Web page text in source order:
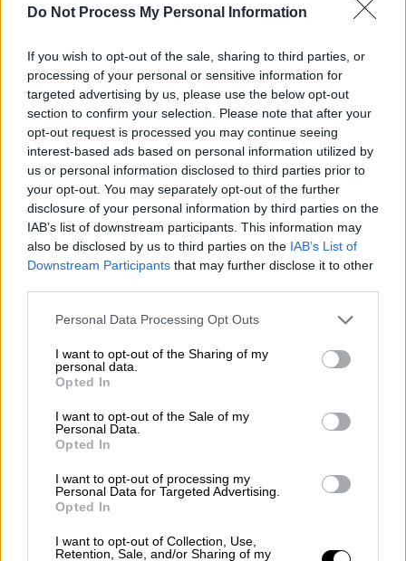
Do Not Process My Personal Information
If you wish to opt-out of the sale, sharing to third parties, or
processing of your personal or sensitive information for
targeted advertising by us, please use the below opt-out
section to confirm your selection. Please note that after your
opt-out request is processed you may continue seeing
interest-based ads based on personal information utilized by
us or personal information disclosed to third parties prior to
your opt-out. You may separately opt-out of the further
disclosure of your personal information by third parties on the
IAB’s list of downstream participants. This information may
also be disclosed by us to third parties on the IAB’s List of
Downstream Participants that may further disclose it to other
Please note that this website/app uses one or more Google
not limited to your visit or usage behaviour. You may click to
grant or deny consent to Google and its third-party tags to
use your data for below specified purposes in below Google
consent section.
Personal Data Processing Opt Outs
I want to opt-out of the Sharing of my
personal data.
Opted In
I want to opt-out of the Sale of my
Personal Data.
Opted In
I want to opt-out of processing my
Personal Data for Targeted Advertising.
Opted In
I want to opt-out of Collection, Use,
Retention, Sale, and/or Sharing of my
View this post on Instagram
A post shared by Rep. Ocasio-Cortez (@repaoc)
Από την πλευρά του οΑμερικανός πρόεδρος
Μπάιντεν, σε συνέντευξη τύπου που έδωσε
την Πέμπτη, 15 Ιουλίου, δ εν φάνηκε